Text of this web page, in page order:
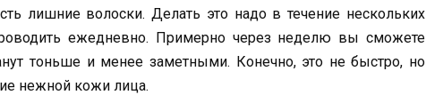
лишние волоски. Делать это надо в течение нескольких
ежедневно. Примерно через неделю вы сможете
тоньше и менее заметными. Конечно, это не быстро, но
нежной кожи лица.